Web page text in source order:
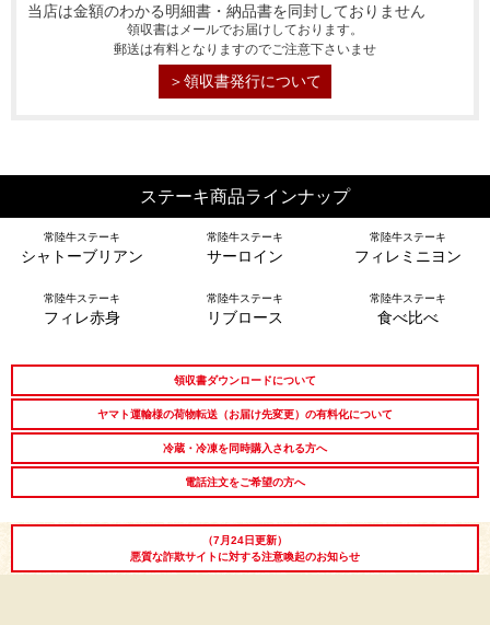
結婚内祝い 法事・香典返し
長寿祝い 高級肉ギフト 法人ギフト
LINEギフト ふるさと納税
当店は金額のわかる明細書・納品書を同封しておりません
領収書はメールでお届けしております。
郵送は有料となりますのでご注意下さいませ
＞領収書発行について
ステーキ商品ラインナップ
常陸牛ステーキ
シャトーブリアン
常陸牛ステーキ
サーロイン
常陸牛ステーキ
フィレミニヨン
常陸牛ステーキ
フィレ赤身
常陸牛ステーキ
リブロース
常陸牛ステーキ
食べ比べ
領収書ダウンロードについて
ヤマト運輸様の荷物転送（お届け先変更）の有料化について
冷蔵・冷凍を同時購入される方へ
電話注文をご希望の方へ
（7月24日更新）
悪質な詐欺サイトに対する注意喚起のお知らせ